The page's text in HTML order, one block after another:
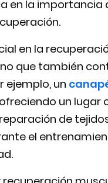
en la
en la
que también
ejemplo, un
un
de
el